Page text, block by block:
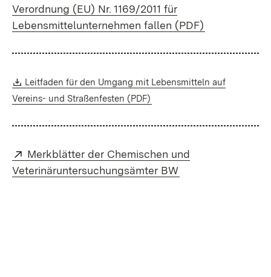
Verordnung (EU) Nr. 1169/2011 für
Lebensmittelunternehmen fallen (PDF)
Download:
Leitfaden für den Umgang mit Lebensmitteln auf
Vereins- und Straßenfesten (PDF)
Extern:
Merkblätter der Chemischen und
Veterinäruntersuchungsämter BW